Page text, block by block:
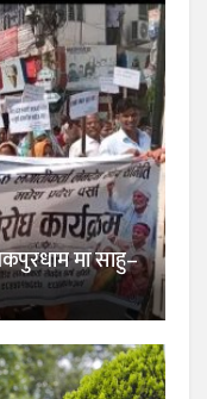
मा साहु–